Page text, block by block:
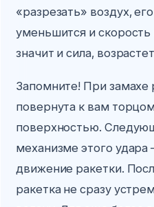
«разрезать» воздух,
уменьшится и скорость
значит и сила,
Запомните! При замахе
повернута к вам
поверхностью.
механизме этого
движение ракетки.
ракетка не сразу